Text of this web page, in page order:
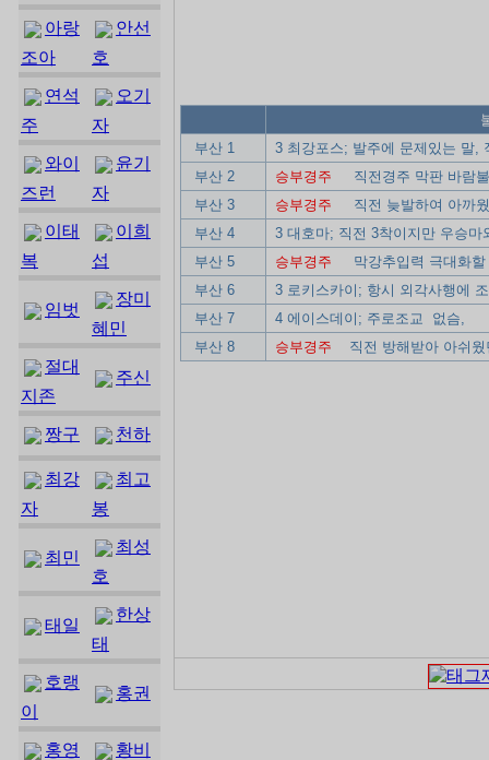
아랑
조아
안선
호
연석
주
오기
자
와이
즈런
윤기
자
이태
복
이희
섭
임벗
장미
혜민
절대
지존
주신
짱구 천하
최강
자
최고
봉
최민
최성
호
태일
한상
태
호랭
이
홍권
홍영
황비
불안한 인
부산 1
3 최강포스; 발주에 문제있는 말,
부산 2
승부경주
직전경주 막판 바람
부산 3
승부경주 직전 늦발하여 아까웠
부산 4
3 대호마; 직전 3착이지만 우승
부산 5
승부경주 막강추입력 극대화할
부산 6
3 로키스카이; 항시 외각사행에
부산 7
4 에이스데이; 주로조교 없슴,
부산 8
승부경주 직전 방해받아 아쉬